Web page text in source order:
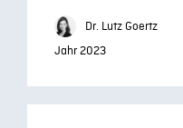
Dr. Lutz Goertz
Jahr 2023